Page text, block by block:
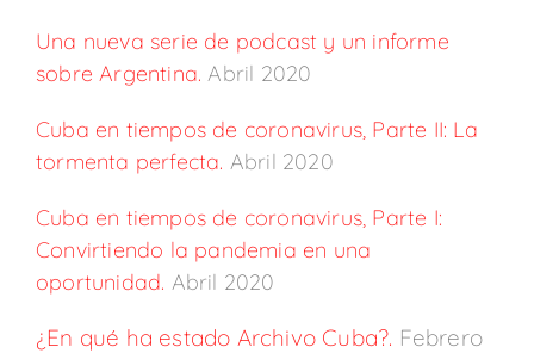
Una nueva serie de podcast y un informe
sobre Argentina. Abril 2020
Cuba en tiempos de coronavirus, Parte II: La
tormenta perfecta. Abril 2020
Cuba en tiempos de coronavirus, Parte I:
Convirtiendo la pandemia en una
oportunidad. Abril 2020
¿En qué ha estado Archivo Cuba?. Febrero